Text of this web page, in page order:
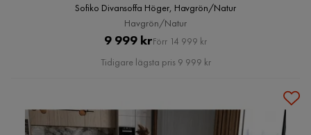
Sofiko Divansoffa Höger, Havgrön/Natur
Havgrön/Natur
Pris
9 999 krOriginal
Pris
Förr 14 999 kr
Tidigare lägsta pris 9 999 kr